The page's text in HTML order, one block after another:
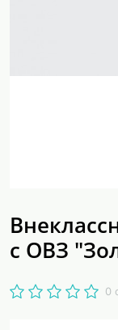
с ОВЗ
0